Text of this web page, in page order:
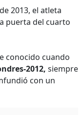
2013, el atleta
puerta del cuarto
conocido cuando
2012, siempre
con un